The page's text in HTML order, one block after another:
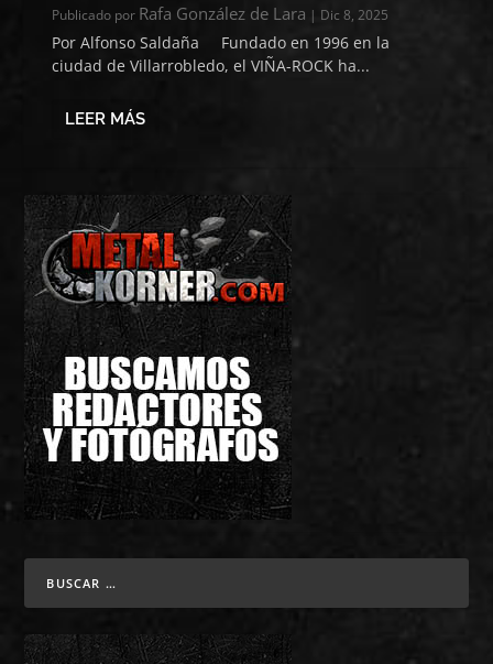
Publicado por Rafa González de Lara | Dic 8, 2025
Por Alfonso Saldaña Fundado en 1996 en la
ciudad de Villarrobledo, el VIÑA-ROCK ha...
LEER MÁS